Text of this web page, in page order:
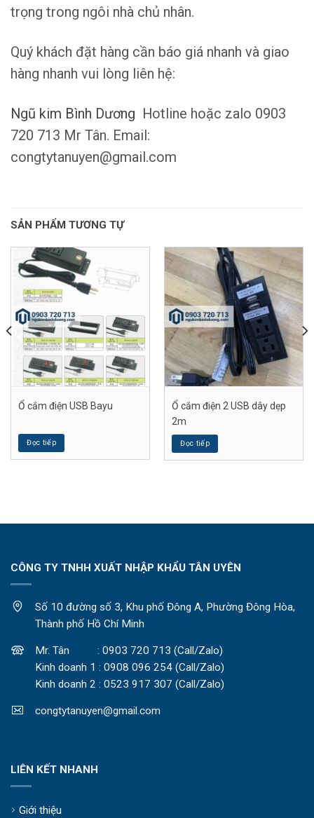
trọng trong ngôi nhà chủ nhân.
Quý khách đặt hàng cần báo giá nhanh và giao
hàng nhanh vui lòng liên hệ:
Ngũ kim Bình Dương Hotline hoặc zalo 0903
720 713 Mr Tân. Email:
congtytanuyen@gmail.com
SẢN PHẨM TƯƠNG TỰ
Ổ cắm điện USB Bayu
Đọc tiếp
Ổ cắm điện 2 USB dây dẹp
2m
Đọc tiếp
CÔNG TY TNHH XUẤT NHẬP KHẨU TÂN UYÊN
Số 10 đường số 3, Khu phố Đông A, Phường Đông Hòa,
Thành phố Hồ Chí Minh
Mr. Tân : 0903 720 713 (Call/Zalo)
Kinh doanh 1 : 0908 096 254 (Call/Zalo)
Kinh doanh 2 : 0523 917 307 (Call/Zalo)
congtytanuyen@gmail.com
LIÊN KẾT NHANH
Giới thiệu